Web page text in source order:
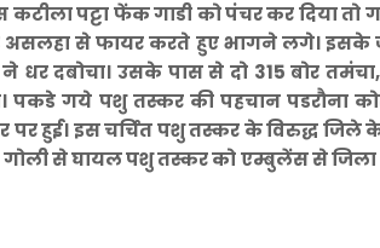
पट्टा फेंक गाडी को पंचर कर दिया तो
असलहा से फायर करते हुए भागने लगे।
दबोचा। उसके पास से दो 315 बोर
पकडे गये पशु तस्कर की पहचान पडरौना
पर हुई। इस चर्चित पशु तस्कर के विरुद्ध
से घायल पशु तस्कर को एम्बुलेंस से जिला